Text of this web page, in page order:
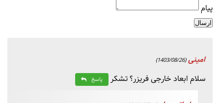
پیام
ارسال
امینی (1403/08/26)
سلام ابعاد خارجی فریزر؟ تشکر پاسخ